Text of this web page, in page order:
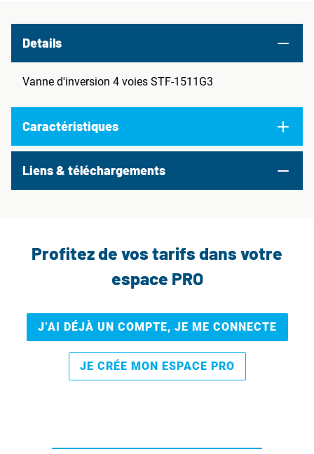
Details
Vanne d'inversion 4 voies STF-1511G3
Caractéristiques
Liens & téléchargements
Profitez de vos tarifs dans votre
espace PRO
J’AI DÉJÀ UN COMPTE, JE ME CONNECTE
JE CRÉE MON ESPACE PRO